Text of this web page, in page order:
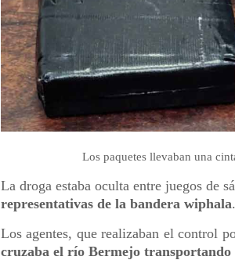
Los paquetes llevaban una
La droga estaba oculta entre juegos de
representativas de la bandera wiphala.
Los agentes, que realizaban el control
cruzaba el río Bermejo transportando